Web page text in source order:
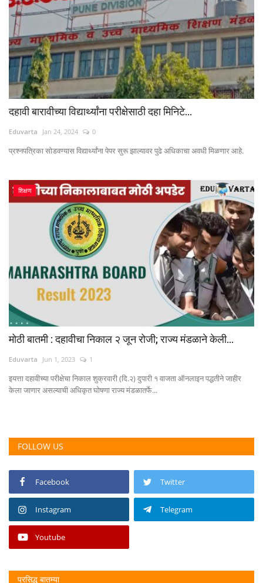
दहावी बारावीच्या विद्यार्थ्यांना परीक्षेसाठी दहा मिनिटे...
Eduvarta Jan 24, 2024 0
प्रश्नपत्रिका सोडवण्यास विद्यार्थ्यांना पेपर सुरू झाल्यावर पुढे अधिकाचा अवधी मिळणार आहे.
शिक्षण
मोठी बातमी : दहावीचा निकाल २ जून रोजी; राज्य मंडळाने केली...
Eduvarta Jun 1, 2023 1
इयत्ता दहावीच्या परीक्षेचा निकाल शुक्रवारी (दि.२) दुपारी १ वाजता ऑनलाइन पद्धतीने जाहीर
केला जाणार असल्याची अधिकृत घोषणा राज्य मंडळातर्फे...
FOLLOW US
Facebook Twitter
Instagram Telegram
Youtube
प्रसिद्ध बातम्या